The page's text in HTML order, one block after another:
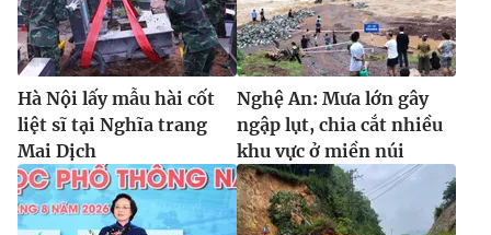
Hà Nội lấy mẫu hài cốt
liệt sĩ tại Nghĩa trang
Mai Dịch
Nghệ An: Mưa lớn gây
ngập lụt, chia cắt nhiều
khu vực ở miền núi